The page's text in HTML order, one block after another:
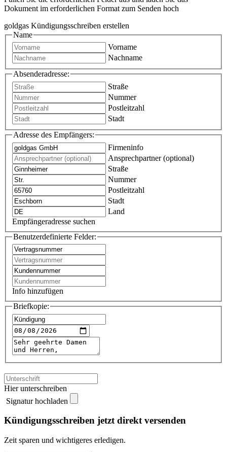
Dokument im erforderlichen Format zum Senden hoch
goldgas Kündigungsschreiben erstellen
Name
Vorname
Nachname
Absenderadresse:
Straße
Nummer
Postleitzahl
Stadt
Adresse des Empfängers:
Firmeninfo
Ansprechpartner (optional)
Straße
Nummer
Postleitzahl
Stadt
Land
Empfängeradresse suchen
Benutzerdefinierte Felder:
Info hinzufügen
Briefkopie:
Hier unterschreiben
Signatur hochladen
Kündigungsschreiben jetzt direkt versenden
Zeit sparen und wichtigeres erledigen.